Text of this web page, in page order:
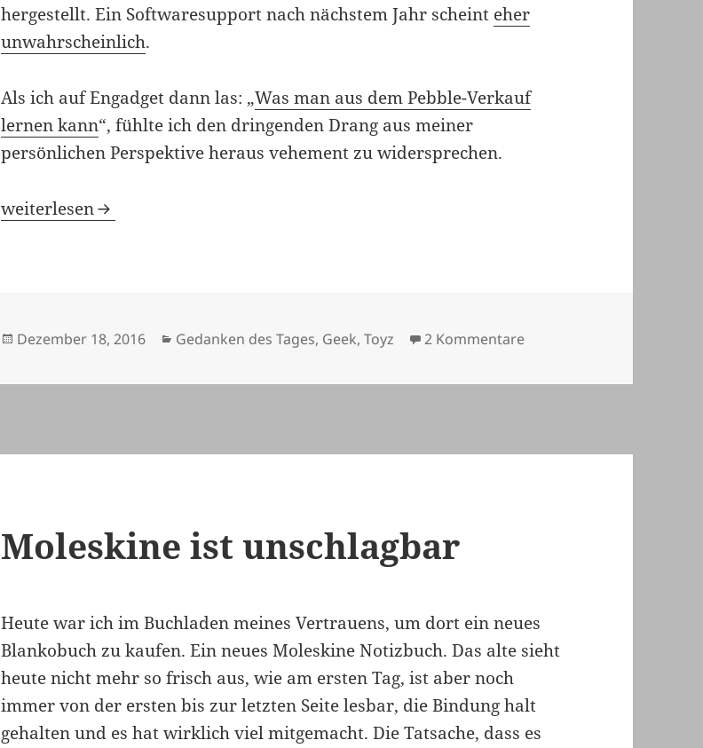
hergestellt. Ein Softwaresupport nach nächstem Jahr scheint eher
unwahrscheinlich.
Als ich auf Engadget dann las: „Was man aus dem Pebble-Verkauf
lernen kann“, fühlte ich den dringenden Drang aus meiner
persönlichen Perspektive heraus vehement zu widersprechen.
Das Ende von Pebble und Erkenntnisse, die auf mich nicht zutreffen
weiterlesen
Veröffentlicht
Dezember 18, 2016 Kategorien
Gedanken des Tages, Geek,Toyz 2 Kommentarezu Das Ende von Pebble
Moleskine ist unschlagbar
Heute war ich im Buchladen meines Vertrauens, um dort ein neues
Blankobuch zu kaufen. Ein neues Moleskine Notizbuch. Das alte sieht
heute nicht mehr so frisch aus, wie am ersten Tag, ist aber noch
immer von der ersten bis zur letzten Seite lesbar, die Bindung halt
gehalten und es hat wirklich viel mitgemacht. Die Tatsache, dass es